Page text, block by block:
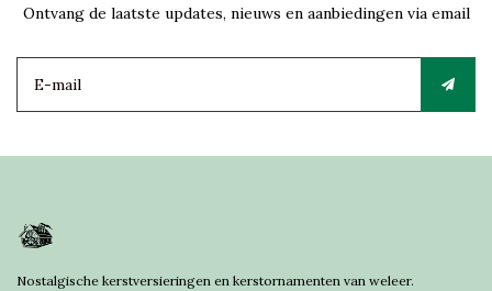
Ontvang de laatste updates, nieuws en aanbiedingen via email
Nostalgische kerstversieringen en kerstornamenten van weleer.